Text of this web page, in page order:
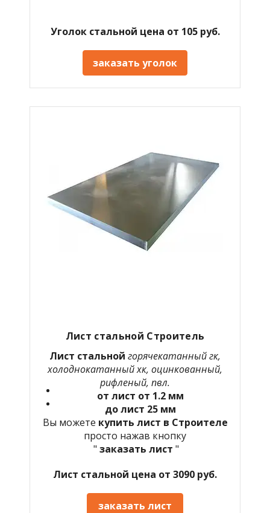
Уголок стальной цена от 105 руб.
заказать уголок
Лист стальной Строитель
Лист стальной горячекатанный гк,
холоднокатанный хк, оцинкованный,
рифленый, пвл.
от лист от 1.2 мм
до лист 25 мм
Вы можете купить лист в Строителе
просто нажав кнопку
" заказать лист "
Лист стальной цена от 3090 руб.
заказать лист